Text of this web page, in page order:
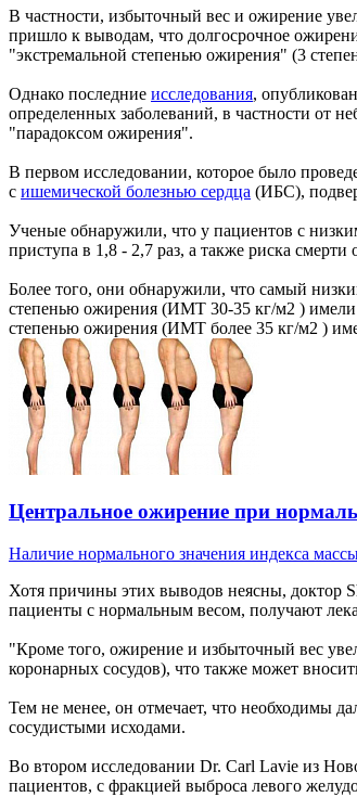
В частности, избыточный вес и ожирение
пришло к выводам, что долгосрочное
"экстремальной степенью ожирения" (3
Однако последние исследования,
определенных заболеваний, в частности от
"парадоксом ожирения".
В первом исследовании, которое было
с ишемической болезнью сердца (ИБС),
Ученые обнаружили, что у пациентов с
приступа в 1,8 - 2,7 раз, а также риска смерти
Более того, они обнаружили, что самый
степенью ожирения (ИМТ 30-35 кг/м2 )
степенью ожирения (ИМТ более 35 кг/м2 )
Центральное ожирение при
Наличие нормального значения индекса
Хотя причины этих выводов неясны, доктор
пациенты с нормальным весом, получают
"Кроме того, ожирение и избыточный вес
коронарных сосудов), что также может
Тем не менее, он отмечает, что необходимы
сосудистыми исходами.
Во втором исследовании Dr. Carl Lavie из
пациентов, с фракцией выброса левого